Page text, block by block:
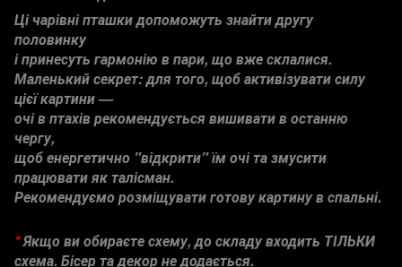
Ці чарівні пташки допоможуть знайти другу
половинку
і принесуть гармонію в пари, що вже склалися.
Маленький секрет: для того, щоб активізувати силу
цієї картини —
очі в птахів рекомендується вишивати в останню
чергу,
щоб енергетично "відкрити" їм очі та змусити
працювати як талісман.
Рекомендуємо розміщувати готову картину в спальні.
*Якщо ви обираєте схему, до складу входить ТІЛЬКИ
схема. Бісерта декор не додається.